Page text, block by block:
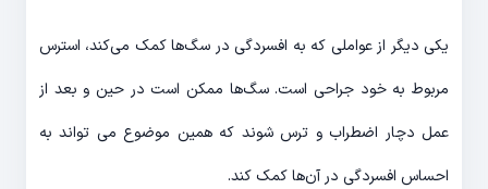
یکی دیگر از عواملی که به افسردگی در سگ‌ها کمک می‌کند، استرس
مربوط به خود جراحی است. سگ‌ها ممکن است در حین و بعد از
عمل دچار اضطراب و ترس شوند که همین موضوع می تواند به
احساس افسردگی در آن‌ها کمک کند.